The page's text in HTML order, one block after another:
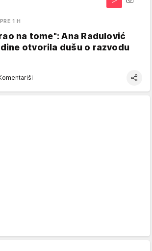
PRE 1 H
na tome": Ana Radulović
otvorila dušu o razvodu